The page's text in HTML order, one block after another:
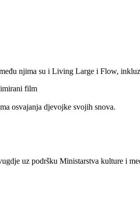
njima su i Living Large i Flow,
film
osvajanja djevojke svojih snova.
uz podršku Ministarstva kulture i